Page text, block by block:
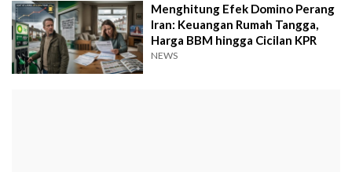
Menghitung Efek Domino Perang
Iran: Keuangan Rumah Tangga,
Harga BBM hingga Cicilan KPR
NEWS